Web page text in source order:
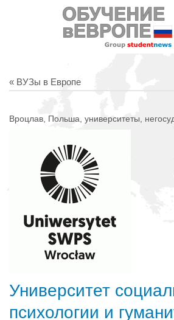
« ВУЗы в Европе
Вроцлав, Польша, университеты,
Университет
психологии и